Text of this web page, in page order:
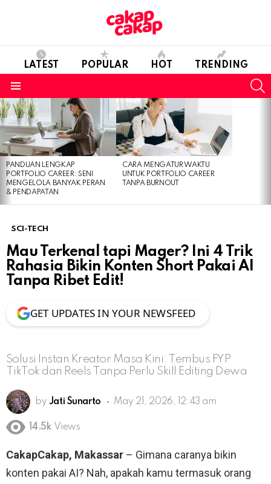
LATEST POPULAR HOT TRENDING
LATEST
STORIES
PANDUAN LENGKAP
PORTFOLIO CAREER: SENI
MENGELOLA BANYAK PERAN
& PENDAPATAN
CARA MENGATUR WAKTU
UNTUK PORTFOLIO CAREER
TANPA BURNOUT
SCI-TECH
Mau Terkenal tapi Mager? Ini 4 Trik
Rahasia Bikin Konten Short Pakai AI
Tanpa Ribet Edit!
GET UPDATES IN YOUR NEWSFEED
Solusi Instan Kreator Masa Kini: Tembus FYP
TikTok dan Reels Tanpa Perlu Skill Editing Dewa
by Jati Sunarto May 21, 2026, 12:43 am
14.5k Views
CakapCakap, Makassar – Gimana caranya bikin
konten pakai AI? Nah, apakah kamu termasuk orang